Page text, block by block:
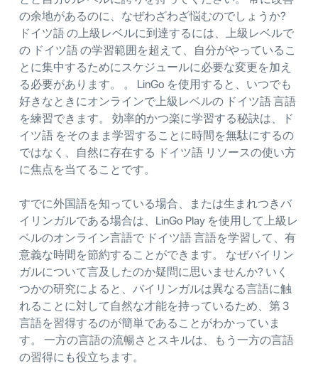
の余地があるのに、なぜわざわざ悩むのでしょうか?
ドイツ語 の上級レベルに到達するには、上級レベルで
の ドイツ語 の学習範囲を超えて、自分がやっているこ
とに集中するためにスケジュールに必要な変更を加え
る必要があります。 。 LinGo を使用すると、いつでも
好きなときにオンラインで上級レベルの ドイツ語 言語
を練習できます。 効率的かつ楽に学習する秘訣は、ド
イツ語 をそのまま学習することに時間を無駄にするの
ではなく、自然に存在する ドイツ語 リソースの使い方
に焦点を当てることです。
すでに外国語を知っている場合、または生まれつきバ
イリンガルである場合は、LinGo Play を使用して上級レ
ベルのオンライン言語で ドイツ語 言語を学習して、有
意義な時間を節約することができます。 なぜバイリン
ガルについて言及したのか疑問に思いませんか? いく
つかの研究によると、バイリンガルは異なる言語に触
れることに対して自然な才能を持っているため、第 3
言語を習得するのが簡単であることがわかっていま
す。 一方の言語の流暢さとスキルは、もう一方の言語
の習得にも役立ちます。